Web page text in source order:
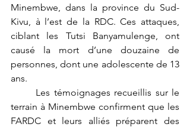
Minembwe, dans la province du Sud-
Kivu, à l’est de la RDC. Ces attaques,
ciblant les Tutsi Banyamulenge, ont
causé la mort d’une douzaine de
personnes, dont une adolescente de 13
ans.
terrain à Minembwe confirment que les
FARDC et leurs alliés préparent des